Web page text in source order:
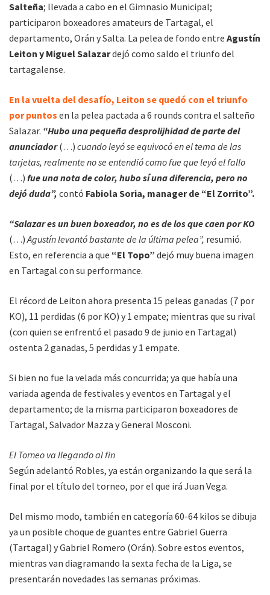
Salteña; llevada a cabo en el Gimnasio Municipal;
participaron boxeadores amateurs de Tartagal, el
departamento, Orán y Salta. La pelea de fondo entre Agustín
Leiton y Miguel Salazardejó como saldo el triunfo del
tartagalense.
En la vuelta del desafío, Leiton se quedó con el triunfo
por puntos en la pelea pactada a 6 rounds contra el salteño
Salazar. “Hubo una pequeña desprolijhidad de parte del
anunciador(…) cuando leyó se equivocó en el tema de las
tarjetas, realmente no se entendió como fue que leyó el fallo
(…) fue una nota de color, hubo sí una diferencia, pero no
dejó duda”, contó Fabiola Soria, manager de “El Zorrito”.
“Salazar es un buen boxeador, no es de los que caen por KO
(…)Agustín levantó bastante de la última pelea”, resumió.
Esto, en referencia a que “El Topo” dejó muy buena imagen
en Tartagal con su performance.
El récord de Leiton ahora presenta 15 peleas ganadas (7 por
KO), 11 perdidas (6 por KO) y 1 empate; mientras que su rival
(con quien se enfrentó el pasado 9 de junio en Tartagal)
ostenta 2 ganadas, 5 perdidas y 1 empate.
Si bien no fue la velada más concurrida; ya que había una
variada agenda de festivales y eventos en Tartagal y el
departamento; de la misma participaron boxeadores de
Tartagal, Salvador Mazza y General Mosconi.
El Torneo va llegando al fin
Según adelantó Robles, ya están organizando la que será la
final por el título del torneo, por el que irá Juan Vega.
Del mismo modo, también en categoría 60-64 kilos se dibuja
ya un posible choque de guantes entre Gabriel Guerra
(Tartagal) y Gabriel Romero (Orán). Sobre estos eventos,
mientras van diagramando la sexta fecha de la Liga, se
presentarán novedades las semanas próximas.